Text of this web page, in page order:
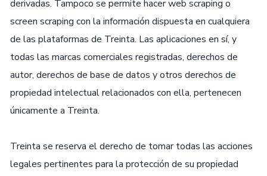
derivadas. Tampoco se permite hacer web scraping o
screen scraping con la información dispuesta en cualquiera
de las plataformas de Treinta. Las aplicaciones en sí, y
todas las marcas comerciales registradas, derechos de
autor, derechos de base de datos y otros derechos de
propiedad intelectual relacionados con ella, pertenecen
únicamente a Treinta.
Treinta se reserva el derecho de tomar todas las acciones
legales pertinentes para la protección de su propiedad